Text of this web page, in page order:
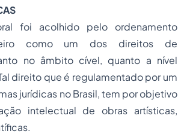
foi acolhido pelo ordenamento
como um dos direitos de
no âmbito cível, quanto a nível
direito que é regulamentado por um
jurídicas no Brasil, tem por objetivo
intelectual de obras artísticas,